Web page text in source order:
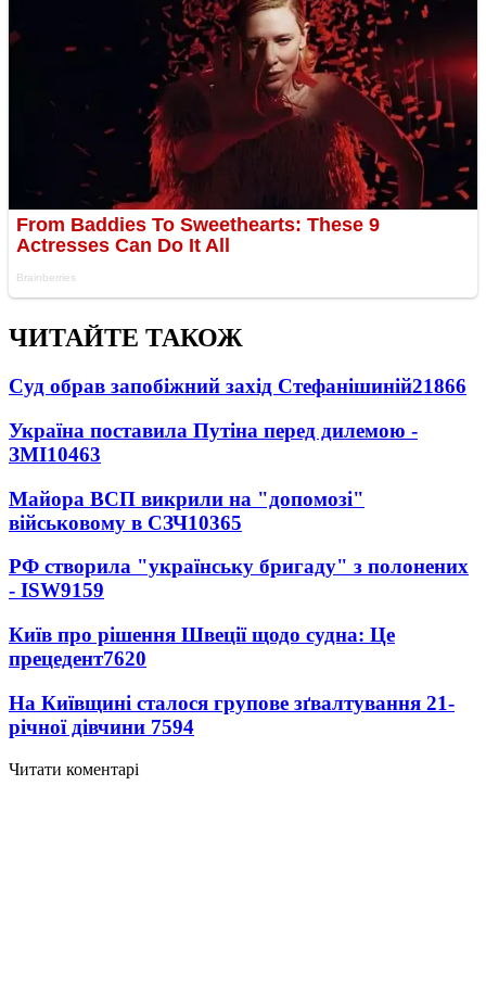
ЧИТАЙТЕ ТАКОЖ
Суд обрав запобіжний захід Стефанішиній21866
Україна поставила Путіна перед дилемою -
ЗМІ10463
Майора ВСП викрили на "допомозі"
військовому в СЗЧ10365
РФ створила "українську бригаду" з полонених
- ISW9159
Київ про рішення Швеції щодо судна: Це
прецедент7620
На Київщині сталося групове зґвалтування 21-
річної дівчини 7594
Читати коментарі